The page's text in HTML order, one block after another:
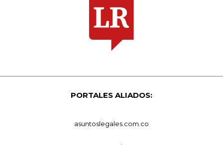
PORTALES ALIADOS:
asuntoslegales.com.co